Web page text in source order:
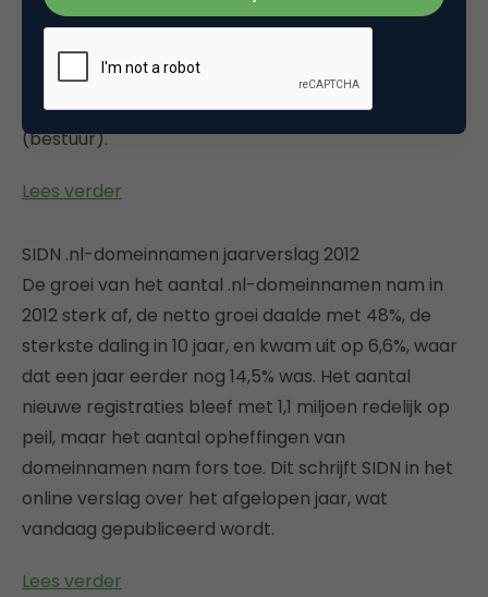
naar de definiëring van de CMO zijn rol en
verantwoordelijkheden. Onderdeel van het
probleem is dat de CMO de meeste brede en
dynamische positie is in de gehele C-suite
(bestuur).
Lees verder
SIDN .nl-domeinnamen jaarverslag 2012
De groei van het aantal .nl-domeinnamen nam in
2012 sterk af, de netto groei daalde met 48%, de
sterkste daling in 10 jaar, en kwam uit op 6,6%, waar
dat een jaar eerder nog 14,5% was. Het aantal
nieuwe registraties bleef met 1,1 miljoen redelijk op
peil, maar het aantal opheffingen van
domeinnamen nam fors toe. Dit schrijft SIDN in het
online verslag over het afgelopen jaar, wat
vandaag gepubliceerd wordt.
Lees verder